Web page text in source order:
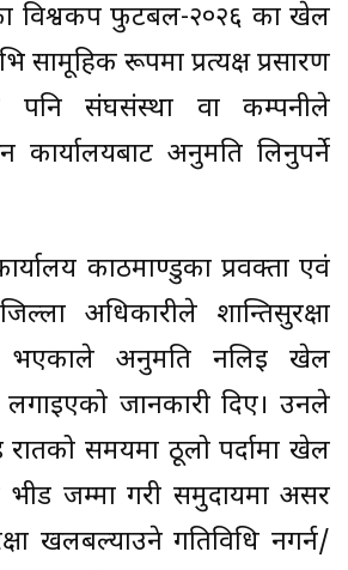
विश्वकप फुटबल-२०२६ का खेल
सामूहिक रूपमा प्रत्यक्ष प्रसारण
पनि संघसंस्था वा कम्पनीले
कार्यालयबाट अनुमति लिनुपर्ने
काठमाण्डुका प्रवक्ता एवं
अधिकारीले शान्तिसुरक्षा
अनुमति नलिइ खेल
लगाइएको जानकारी दिए। उनले
रातको समयमा ठूलो पर्दामा खेल
भीड जम्मा गरी समुदायमा असर
खलबल्याउने गतिविधि नगर्न/